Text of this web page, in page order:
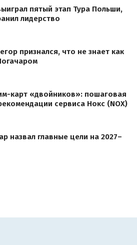
пятый этап Тура Польши,
лидерство
признался, что не знает как
карт «двойников»: пошаговая
сервиса Нокс (NOX)
назвал главные цели на 2027–